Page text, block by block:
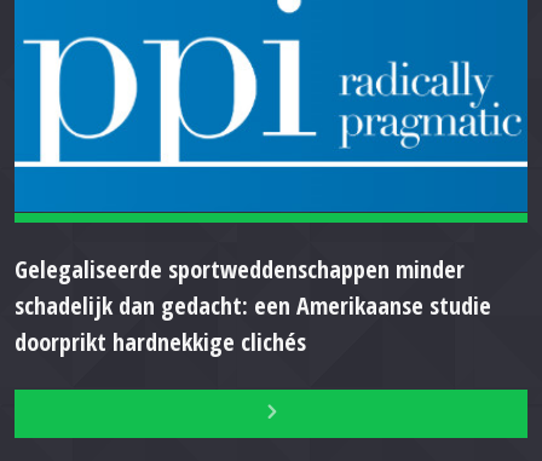
Gelegaliseerde sportweddenschappen minder
schadelijk dan gedacht: een Amerikaanse studie
doorprikt hardnekkige clichés